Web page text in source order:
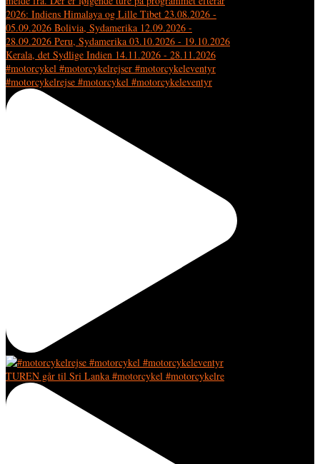
#motorcykelrejse #motorcykel #motorcykeleventyr
TUREN går til Sri Lanka #motorcykel #motorcykelre